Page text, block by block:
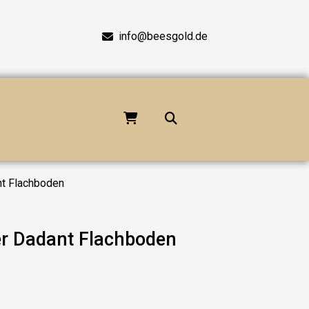
info@beesgold.de
Flachboden
Dadant Flachboden